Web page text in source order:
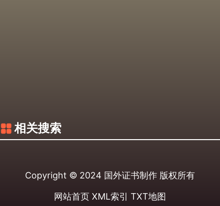
相关搜索
Copyright © 2024 国外证书制作 版权所有
网站首页 XML索引 TXT地图